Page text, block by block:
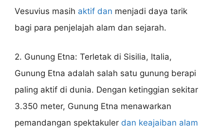
Vesuvius masih aktif dan menjadi daya tarik
bagi para penjelajah alam dan sejarah.
2. Gunung Etna: Terletak di Sisilia, Italia,
Gunung Etna adalah salah satu gunung berapi
paling aktif di dunia. Dengan ketinggian sekitar
3.350 meter, Gunung Etna menawarkan
pemandangan spektakuler dan keajaiban alam